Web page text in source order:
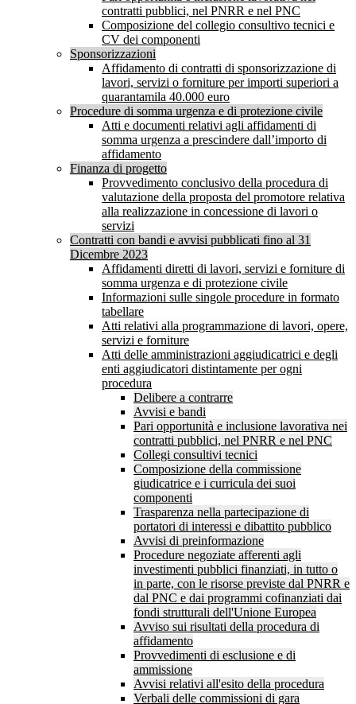
contratti pubblici, nel PNRR e nel PNC
Composizione del collegio consultivo tecnici e
CV dei componenti
Sponsorizzazioni
Affidamento di contratti di sponsorizzazione di
lavori, servizi o forniture per importi superiori a
quarantamila 40.000 euro
Procedure di somma urgenza e di protezione civile
Atti e documenti relativi agli affidamenti di
somma urgenza a prescindere dall’importo di
affidamento
Finanza di progetto
Provvedimento conclusivo della procedura di
valutazione della proposta del promotore relativa
alla realizzazione in concessione di lavori o
servizi
Contratti con bandi e avvisi pubblicati fino al 31
Dicembre 2023
Affidamenti diretti di lavori, servizi e forniture di
somma urgenza e di protezione civile
Informazioni sulle singole procedure in formato
tabellare
Atti relativi alla programmazione di lavori, opere,
servizi e forniture
Atti delle amministrazioni aggiudicatrici e degli
enti aggiudicatori distintamente per ogni
procedura
Delibere a contrarre
Avvisi e bandi
Pari opportunità e inclusione lavorativa nei
contratti pubblici, nel PNRR e nel PNC
Collegi consultivi tecnici
Composizione della commissione
giudicatrice e i curricula dei suoi
componenti
Trasparenza nella partecipazione di
portatori di interessi e dibattito pubblico
Avvisi di preinformazione
Procedure negoziate afferenti agli
investimenti pubblici finanziati, in tutto o
in parte, con le risorse previste dal PNRR e
dal PNC e dai programmi cofinanziati dai
fondi strutturali dell'Unione Europea
Avviso sui risultati della procedura di
affidamento
Provvedimenti di esclusione e di
ammissione
Avvisi relativi all'esito della procedura
Verbali delle commissioni di gara